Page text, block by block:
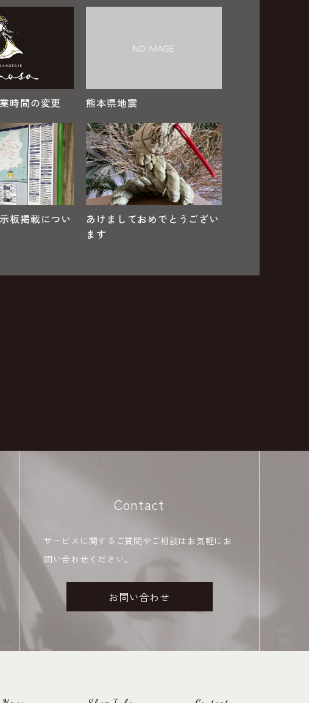
時間の変更 熊本県地震
板掲載につい
あけましておめでとうござい
ます
Contact
サービスに関するご質問やご相談はお気軽にお
問い合わせください。
お問い合わせ